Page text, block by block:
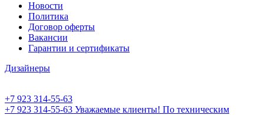
Новости
Политика
Договор оферты
Вакансии
Гарантии и сертификаты
Дизайнеры
+7 923 314-55-63
+7 923 314-55-63 Уважаемые клиенты! По техническим